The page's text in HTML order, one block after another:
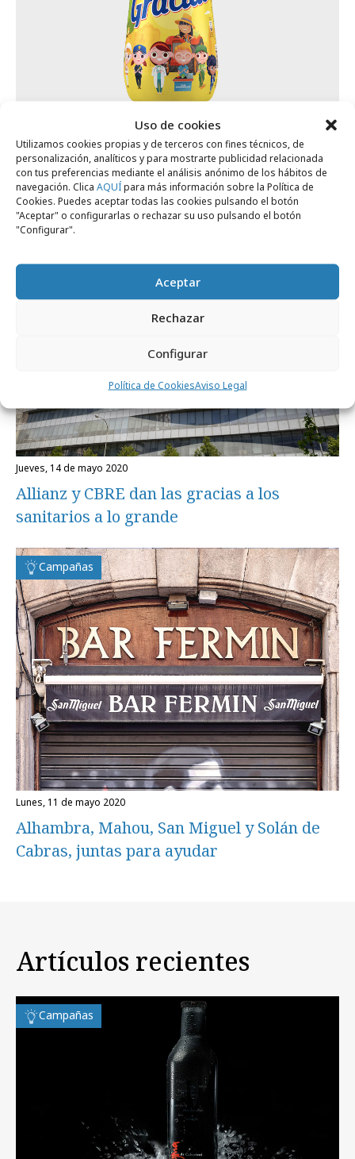
Uso de cookies
Utilizamos cookies propias y de terceros con fines técnicos, de
personalización, analíticos y para mostrarte publicidad relacionada
con tus preferencias mediante el análisis anónimo de los hábitos de
navegación. Clica AQUÍpara más información sobre la Política de
Cookies. Puedes aceptar todas las cookies pulsando el botón
"Aceptar" o configurarlas o rechazar su uso pulsando el botón
"Configurar".
Aceptar
Rechazar
Configurar
Política de CookiesAviso Legal
martes, 19 de mayo 2020
El envase de ColaCao homenajea a los
héroes de la crisis sanitaria
jueves, 14 de mayo 2020
Allianz y CBRE dan las gracias a los
sanitarios a lo grande
Campañas
lunes, 11 de mayo 2020
Alhambra, Mahou, San Miguel y Solán de
Cabras, juntas para ayudar
Artículos recientes
Campañas